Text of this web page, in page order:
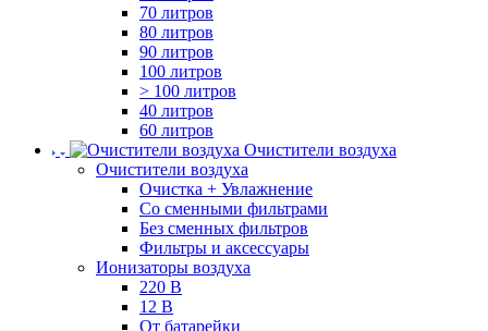
70 литров
80 литров
90 литров
100 литров
> 100 литров
40 литров
60 литров
Очистители воздуха
Очистители воздуха
Очистка + Увлажнение
Cо сменными фильтрами
Без сменных фильтров
Фильтры и аксессуары
Ионизаторы воздуха
220 В
12 В
От батарейки